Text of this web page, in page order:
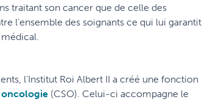
traitant son cancer que de celle des
l’ensemble des soignants ce qui lui garantit
l’Institut Roi Albert II a créé une fonction
oncologie (CSO). Celui-ci accompagne le